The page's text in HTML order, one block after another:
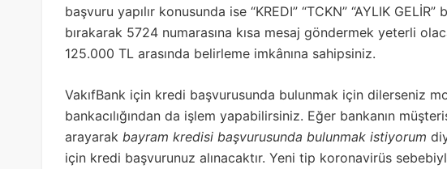
başvuru yapılır konusunda ise “KREDI” “TCKN” “AYLIK
bırakarak 5724 numarasına kısa mesaj göndermek yeterli
125.000 TL arasında belirleme imkânına sahipsiniz.
VakıfBank için kredi başvurusunda bulunmak için dilerseniz
bankacılığından da işlem yapabilirsiniz. Eğer bankanın
arayarak bayram kredisi başvurusunda bulunmak istiyorum
için kredi başvurunuz alınacaktır. Yeni tip koronavirüs